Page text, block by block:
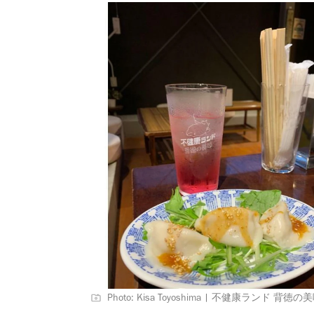
Photo: Kisa Toyoshima | 不健康ランド 背徳の